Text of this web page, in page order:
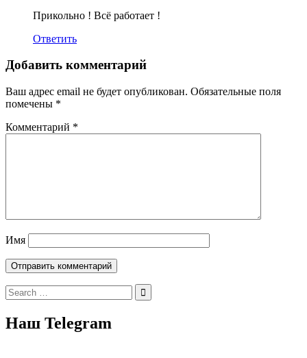
Прикольно ! Всё работает !
Ответить
Добавить комментарий
Ваш адрес email не будет опубликован. Обязательные поля
помечены *
Комментарий *
Имя
Search
for:
Наш Telegram